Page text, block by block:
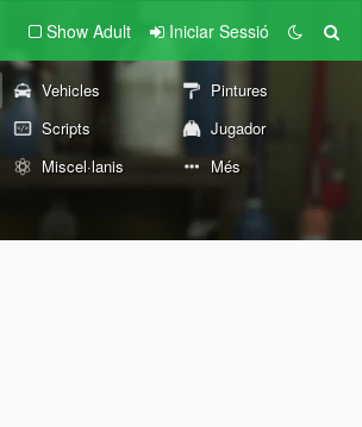
Show Adult Iniciar Sessió
Vehicles
Pintures
Scripts
Jugador
Miscel·lanis Més